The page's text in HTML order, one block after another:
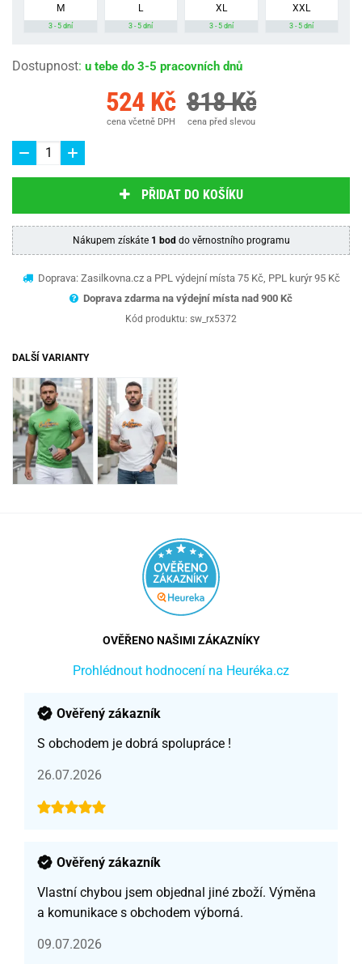
M
3 - 5 dní
L
3 - 5 dní
XL
3 - 5 dní
XXL
3 - 5 dní
Dostupnost: u tebe do 3-5 pracovních dnů
524 Kč
cena včetně DPH
818 Kč
cena před slevou
PŘIDAT DO KOŠÍKU
Nákupem získáte 1 bod do věrnostního programu
Doprava: Zasilkovna.cz a PPL výdejní místa 75 Kč, PPL kurýr 95 Kč
Doprava zdarma na výdejní místa nad 900 Kč
Kód produktu: sw_rx5372
DALŠÍ VARIANTY
OVĚŘENO NAŠIMI ZÁKAZNÍKY
Prohlédnout hodnocení na Heuréka.cz
Ověřený zákazník
S obchodem je dobrá spolupráce !
26.07.2026
Ověřený zákazník
Vlastní chybou jsem objednal jiné zboží. Výměna
a komunikace s obchodem výborná.
09.07.2026